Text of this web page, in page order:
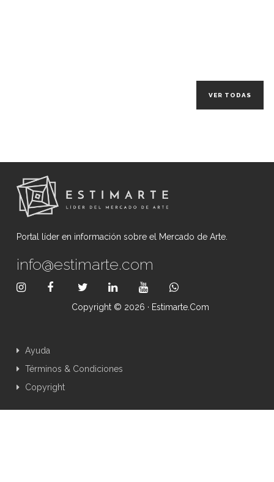
VER TODAS
Portal líder en información sobre el Mercado de Arte.
info@estimarte.com
Copyright © 2026 · Estimarte.com
Ayuda
Términos & Condiciones
Copyright